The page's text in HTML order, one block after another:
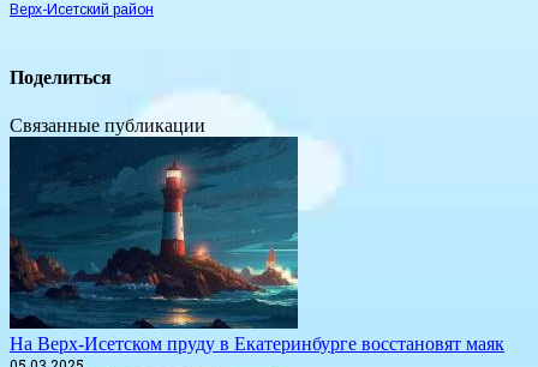
Верх-Исетский район
Поделиться
Связанные публикации
На Верх-Исетском пруду в Екатеринбурге восстановят маяк